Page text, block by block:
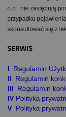
o.o.. nie zastępują
przypadku
skonsultować się z
SERWIS
I Regulamin
II
Regulamin
III
Regulamin
IV Polityka
V Polityka